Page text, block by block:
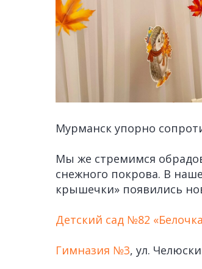
Мурманск упорно
Мы же стремимся
снежного покрова. В
крышечки» появились
Детский сад №82
Гимназия №3, ул.